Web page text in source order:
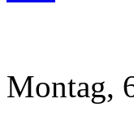
Montag,